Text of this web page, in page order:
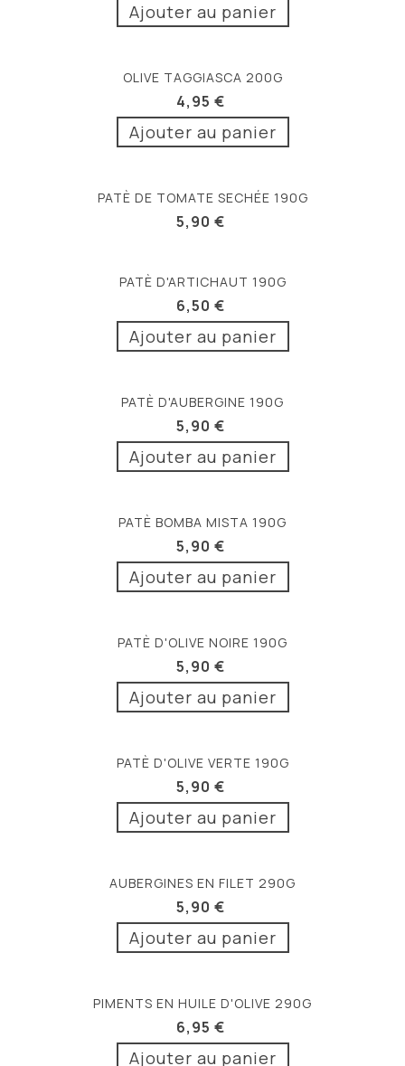
Ajouter au panier
OLIVE TAGGIASCA 200G
4,95 €
Ajouter au panier
PATÈ DE TOMATE SECHÉE 190G
5,90 €
PATÈ D'ARTICHAUT 190G
6,50 €
Ajouter au panier
PATÈ D'AUBERGINE 190G
5,90 €
Ajouter au panier
PATÈ BOMBA MISTA 190G
5,90 €
Ajouter au panier
PATÈ D'OLIVE NOIRE 190G
5,90 €
Ajouter au panier
PATÈ D'OLIVE VERTE 190G
5,90 €
Ajouter au panier
AUBERGINES EN FILET 290G
5,90 €
Ajouter au panier
PIMENTS EN HUILE D'OLIVE 290G
6,95 €
Ajouter au panier